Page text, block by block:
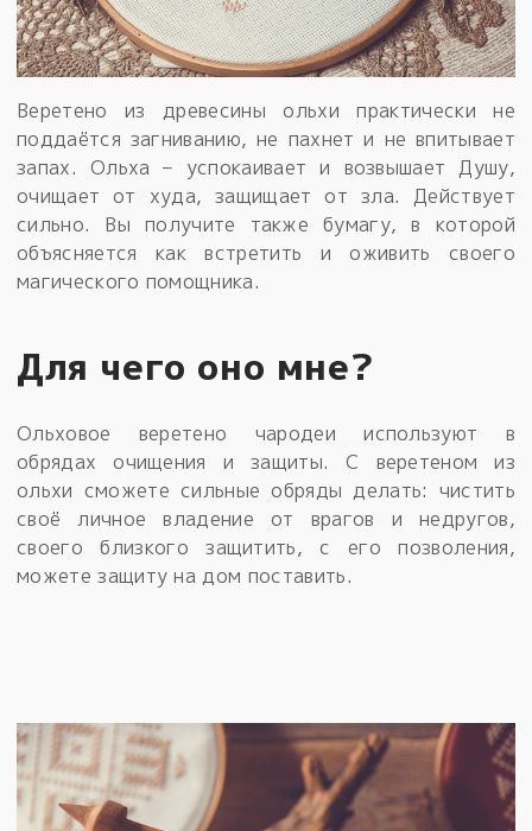
Веретено из древесины ольхи практически не
поддаётся загниванию, не пахнет и не впитывает
запах. Ольха – успокаивает и возвышает Душу,
очищает от худа, защищает от зла. Действует
сильно. Вы получите также бумагу, в которой
объясняется как встретить и оживить своего
магического помощника.
Для чего оно мне?
Ольховое веретено чародеи используют в
обрядах очищения и защиты. С веретеном из
ольхи сможете сильные обряды делать: чистить
своё личное владение от врагов и недругов,
своего близкого защитить, с его позволения,
можете защиту на дом поставить.